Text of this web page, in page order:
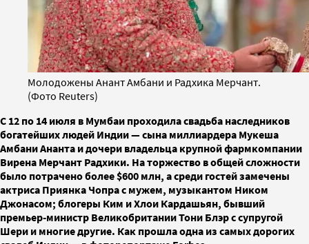
Молодожены Анант Амбани и Радхика Мерчант.
(Фото Reuters)
С 12 по 14 июля в Мумбаи проходила свадьба наследников
богатейших людей Индии — сына миллиардера Мукеша
Амбани Ананта и дочери владельца крупной фармкомпании
Вирена Мерчант Радхики. На торжество в общей сложности
было потрачено более $600 млн, а среди гостей замечены
актриса Приянка Чопра с мужем, музыкантом Ником
Джонасом; блогеры Ким и Хлои Кардашьян, бывший
премьер-министр Великобритании Тони Блэр с супругой
Шери и многие другие. Как прошла одна из самых дорогих